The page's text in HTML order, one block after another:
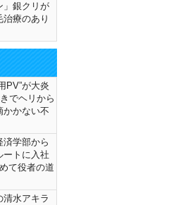
」銀クリが
療のあり
PV”が大炎
でヘリから
かかない不
済学部から
ートに入社
て役者の道
清水アキラ